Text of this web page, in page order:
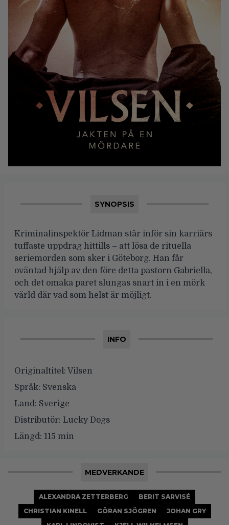
SYNOPSIS
Kriminalinspektör Lidman står inför sin karriärs
tuffaste uppdrag hittills – att lösa de rituella
seriemorden som sker i Göteborg. Han får
oväntad hjälp av den före detta pastorn Gabriella,
och det omaka paret slungas snart in i en mörk
värld där vad som helst är möjligt.
INFO
Originaltitel: Vilsen
Språk: Svenska
Land: Sverige
Distributör: Lucky Dogs
Längd: 115 min
MEDVERKANDE
ALEXANDRA ZETTERBERG
BERIT SARVISÉ
CHRISTIAN KINELL
GÖRAN SJÖGREN
JOHAN GRY